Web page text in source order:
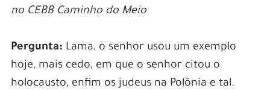
no CEBB Caminho do Meio
Pergunta: Lama, o senhor usou um exemplo
hoje, mais cedo, em que o senhor citou o
holocausto, enfim os judeus na Polônia e tal.